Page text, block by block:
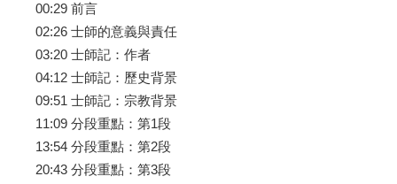
00:29 前言
02:26 士師的意義與責任
03:20 士師記：作者
04:12 士師記：歷史背景
09:51 士師記：宗教背景
11:09 分段重點：第1段
13:54 分段重點：第2段
20:43 分段重點：第3段